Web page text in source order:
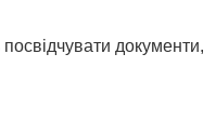
документи,